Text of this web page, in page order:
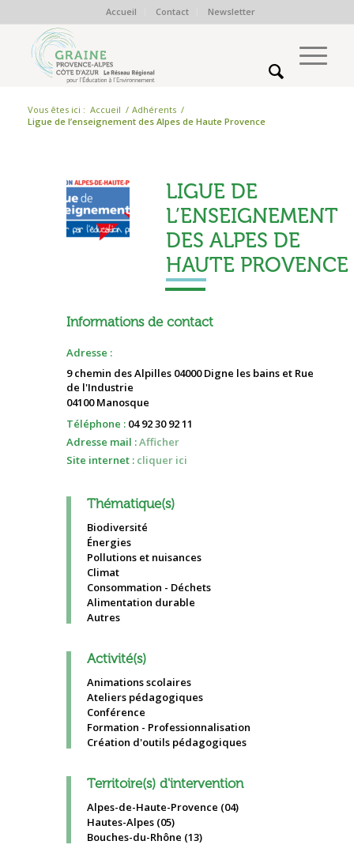
Accueil Contact Newsletter
Vous êtes ici : Accueil / Adhérents /
Ligue de l’enseignement des Alpes de Haute Provence
LIGUE DE
L’ENSEIGNEMENT
DES ALPES DE
HAUTE PROVENCE
Informations de contact
Adresse :
9 chemin des Alpilles 04000 Digne les bains et Rue
de l'Industrie
04100 Manosque
Téléphone :04 92 30 92 11
Adresse mail :Afficher
Site internet : cliquer ici
Thématique(s)
Biodiversité
Énergies
Pollutions et nuisances
Climat
Consommation - Déchets
Alimentation durable
Autres
Activité(s)
Animations scolaires
Ateliers pédagogiques
Conférence
Formation - Professionnalisation
Création d'outils pédagogiques
Territoire(s) d'intervention
Alpes-de-Haute-Provence (04)
Hautes-Alpes (05)
Bouches-du-Rhône (13)